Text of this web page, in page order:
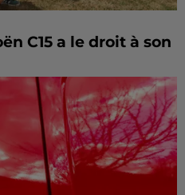
C15 a le droit à son